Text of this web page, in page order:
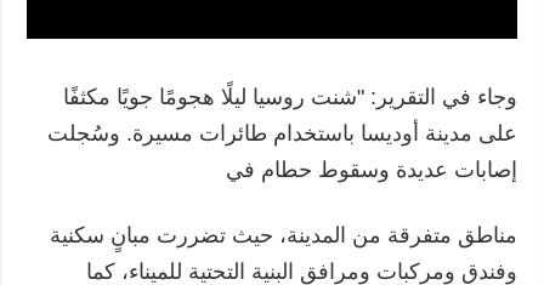
وجاء في التقرير: "شنت روسيا ليلًا هجومًا جويًا مكثفًا
على مدينة أوديسا باستخدام طائرات مسيرة. وسُجلت
إصابات عديدة وسقوط حطام في
مناطق متفرقة من المدينة، حيث تضررت مبانٍ سكنية
وفندق ومركبات ومرافق البنية التحتية للميناء، كما